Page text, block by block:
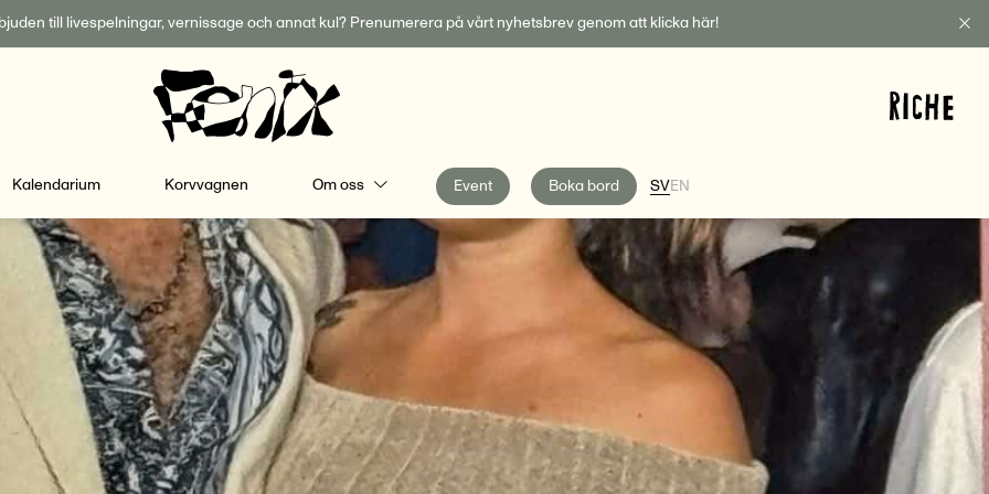
till livespelningar, vernissage och annat kul? Prenumerera på vårt nyhetsbrev genom att klicka här!
Kalendarium Korvvagnen Om oss Event Boka bord SVEN